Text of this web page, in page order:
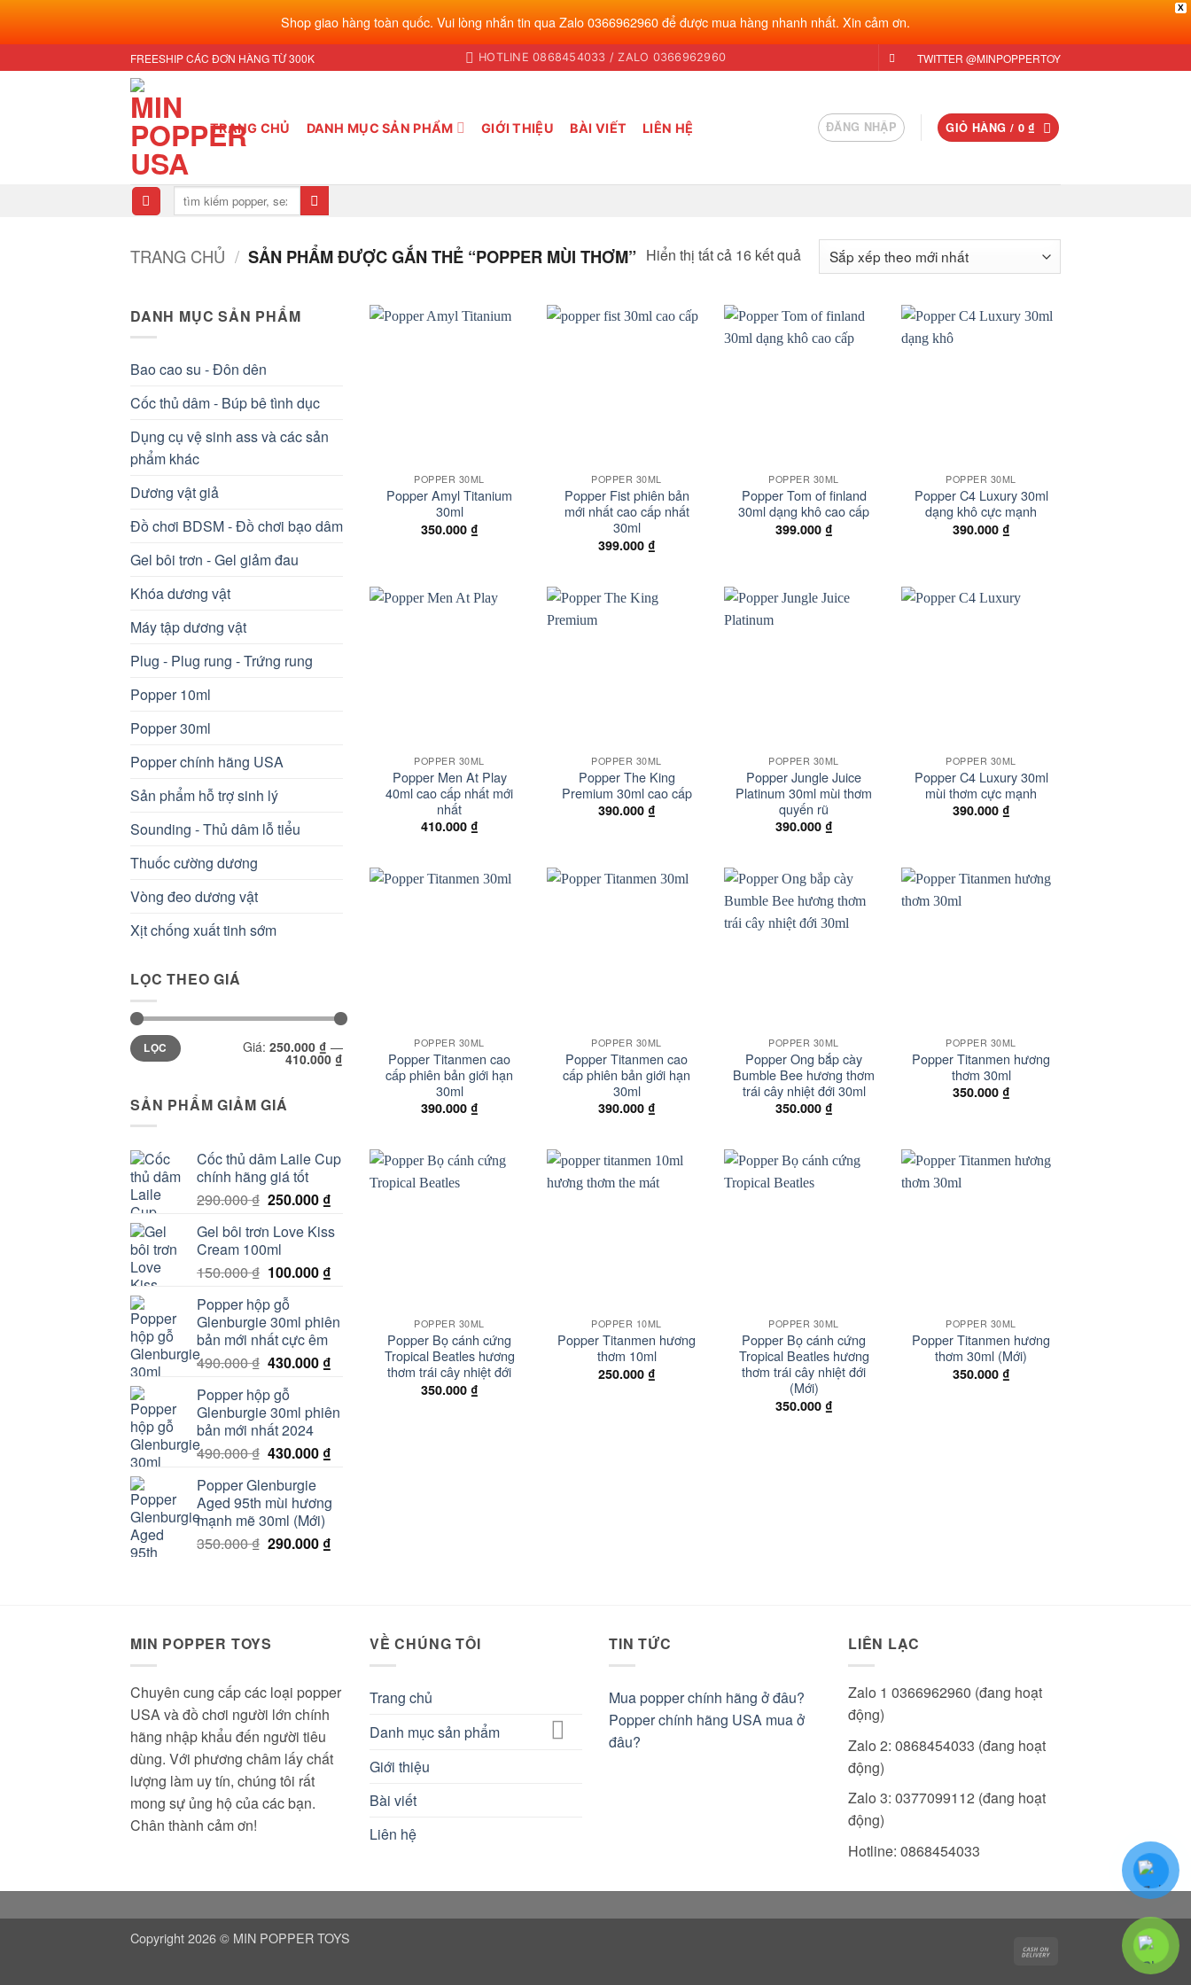
X
Shop giao hàng toàn quốc. Vui lòng nhắn tin qua Zalo 0366962960 để được mua hàng nhanh nhất. Xin cảm ơn.
qua
FREESHIP CÁC ĐƠN HÀNG TỪ 300K HOTLINE 0868454033 / ZALO 0366962960 TWITTER @MINPOPPERTOY
TRANG CHỦ DANH MỤC SẢN PHẨM GIỚI THIỆU BÀI VIẾT LIÊN HỆ ĐĂNG NHẬP GIỎ HÀNG / 0₫
Tìm
kiếm:
TRANG CHỦ / SẢN PHẨM ĐƯỢC GẮN THẺ “POPPER MÙI THƠM” Hiển thị tất cả 16 kết quảĐã
sắp
theo
mới
DANH MỤC SẢN PHẨM
Bao cao su - Đôn dên
Cốc thủ dâm - Búp bê tình dục
Dụng cụ vệ sinh ass và các sản
phẩm khác
Dương vật giả
Đồ chơi BDSM - Đồ chơi bạo dâm
Gel bôi trơn - Gel giảm đau
Khóa dương vật
Máy tập dương vật
Plug - Plug rung - Trứng rung
Popper 10ml
Popper 30ml
Popper chính hãng USA
Sản phẩm hỗ trợ sinh lý
Sounding - Thủ dâm lỗ tiểu
Thuốc cường dương
Vòng đeo dương vật
Xịt chống xuất tinh sớm
LỌC THEO GIÁ
Giá
tối
thiểu
Giá
tối
đa
LỌC Giá: 250.000 ₫ —
410.000 ₫
SẢN PHẨM GIẢM GIÁ
Cốc thủ dâm Laile Cup
chính hãng giá tốt
290.000₫ Giá
là:
290.000 ₫.
250.000 ₫Giá
tại
250.000 ₫.
Gel bôi trơn Love Kiss
Cream 100ml
150.000₫ Giá
là:
150.000 ₫.
100.000 ₫Giá
là:
100.000 ₫.
Popper hộp gỗ
Glenburgie 30ml phiên
bản mới nhất cực êm
490.000₫ Giá
là:
490.000 ₫.
430.000 ₫Giá
là:
Popper hộp gỗ
Glenburgie 30ml phiên
bản mới nhất 2024
490.000₫ Giá
là:
490.000 ₫.
430.000 ₫Giá
là:
Popper Glenburgie
Aged 95th mùi hương
mạnh mẽ 30ml (Mới)
350.000₫ Giá
290.000 ₫Giá
POPPER 30ML
Popper Amyl Titanium
30ml
350.000 ₫
POPPER 30ML
Popper Fist phiên bản
mới nhất cao cấp nhất
30ml
399.000 ₫
POPPER 30ML
Popper Tom of finland
30ml dạng khô cao cấp
399.000 ₫
POPPER 30ML
Popper C4 Luxury 30ml
dạng khô cực mạnh
390.000 ₫
POPPER 30ML
Popper Men At Play
40ml cao cấp nhất mới
nhất
410.000 ₫
POPPER 30ML
Popper The King
Premium 30ml cao cấp
390.000 ₫
POPPER 30ML
Popper Jungle Juice
Platinum 30ml mùi thơm
quyến rũ
390.000 ₫
POPPER 30ML
Popper C4 Luxury 30ml
mùi thơm cực mạnh
390.000 ₫
POPPER 30ML
Popper Titanmen cao
cấp phiên bản giới hạn
30ml
390.000 ₫
POPPER 30ML
Popper Titanmen cao
cấp phiên bản giới hạn
30ml
390.000 ₫
Add to
wishlist
POPPER 30ML
Popper Ong bắp cày
Bumble Bee hương thơm
trái cây nhiệt đới 30ml
350.000 ₫
POPPER 30ML
Popper Titanmen hương
thơm 30ml
350.000 ₫
POPPER 30ML
Popper Bọ cánh cứng
Tropical Beatles hương
thơm trái cây nhiệt đới
350.000 ₫
POPPER 10ML
Popper Titanmen hương
thơm 10ml
250.000 ₫
POPPER 30ML
Popper Bọ cánh cứng
Tropical Beatles hương
thơm trái cây nhiệt đới
(Mới)
350.000 ₫
POPPER 30ML
Popper Titanmen hương
thơm 30ml (Mới)
350.000 ₫
MIN POPPER TOYS
Chuyên cung cấp các loại popper
USA và đồ chơi người lớn chính
hãng nhập khẩu đến người tiêu
dùng. Với phương châm lấy chất
lượng làm uy tín, chúng tôi rất
mong sự ủng hộ của các bạn.
Chân thành cảm ơn!
VỀ CHÚNG TÔI
Trang chủ
Danh mục sản phẩm
Giới thiệu
Bài viết
Liên hệ
TIN TỨC
Mua popper chính hãng ở đâu?
Popper chính hãng USA mua ở
đâu?
LIÊN LẠC
Zalo 1 0366962960 (đang hoạt
động)
Zalo 2: 0868454033 (đang hoạt
động)
Zalo 3: 0377099112 (đang hoạt
động)
Hotline: 0868454033
Copyright 2026 © MIN POPPER TOYS